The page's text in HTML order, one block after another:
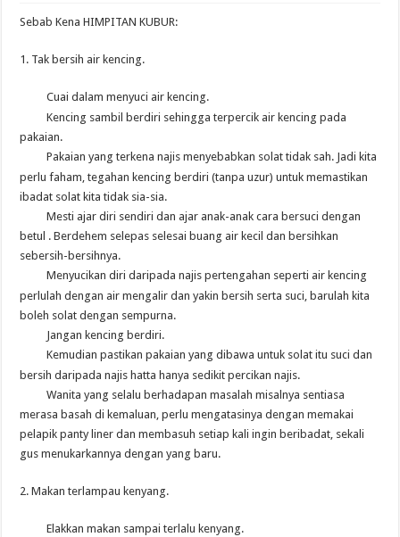
SUJUDLAH DI ATAS TUJUH ANGGOTA BADAN
Adab tetamu, tetamu yang tak diundang
Sebab Kena HIMPITAN KUBUR:
1. Tak bersih air kencing.
Cuai dalam menyuci air kencing.
Kencing sambil berdiri sehingga terpercik air kencing pada
pakaian.
Pakaian yang terkena najis menyebabkan solat tidak sah. Jadi kita
perlu faham, tegahan kencing berdiri (tanpa uzur) untuk memastikan
ibadat solat kita tidak sia-sia.
Mesti ajar diri sendiri dan ajar anak-anak cara bersuci dengan
betul . Berdehem selepas selesai buang air kecil dan bersihkan
sebersih-bersihnya.
Menyucikan diri daripada najis pertengahan seperti air kencing
perlulah dengan air mengalir dan yakin bersih serta suci, barulah kita
boleh solat dengan sempurna.
Jangan kencing berdiri.
Kemudian pastikan pakaian yang dibawa untuk solat itu suci dan
bersih daripada najis hatta hanya sedikit percikan najis.
Wanita yang selalu berhadapan masalah misalnya sentiasa
merasa basah di kemaluan, perlu mengatasinya dengan memakai
pelapik panty liner dan membasuh setiap kali ingin beribadat, sekali
gus menukarkannya dengan yang baru.
2. Makan terlampau kenyang.
Elakkan makan sampai terlalu kenyang.